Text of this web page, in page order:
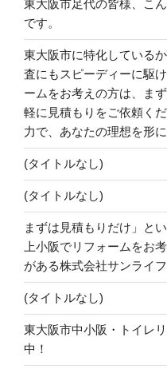
東大阪市足代の皆様、こ
です。
東大阪市に特化している
査にもスピーディーに駆
ームをお考えの方は、ま
軽に見積もりをご依頼く
力で、あなたの理想を形に
(タイトルなし)
(タイトルなし)
まずは見積もりだけ」と
上小阪でリフォームをお
がある株式会社サンライ
(タイトルなし)
東大阪市中小阪・トイレ
中！